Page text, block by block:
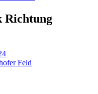
Richtung
Feld